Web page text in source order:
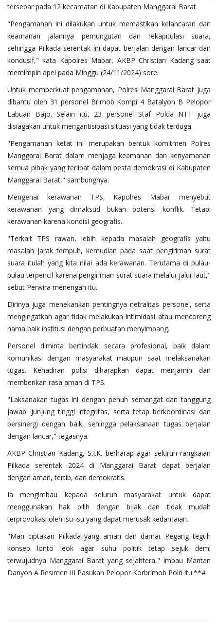
tersebar pada 12 kecamatan di Kabupaten Manggarai Barat.
"Pengamanan ini dilakukan untuk memastikan kelancaran dan
keamanan jalannya pemungutan dan rekapitulasi suara,
sehingga Pilkada serentak ini dapat berjalan dengan lancar dan
kondusif," kata Kapolres Mabar, AKBP Christian Kadang saat
memimpin apel pada Minggu (24/11/2024) sore.
Untuk memperkuat pengamanan, Polres Manggarai Barat juga
dibantu oleh 31 personel Brimob Kompi 4 Batalyon B Pelopor
Labuan Bajo. Selain itu, 23 personel Staf Polda NTT juga
disiagakan untuk mengantisipasi situasi yang tidak terduga.
"Pengamanan ketat ini merupakan bentuk komitmen Polres
Manggarai Barat dalam menjaga keamanan dan kenyamanan
semua pihak yang terlibat dalam pesta demokrasi di Kabupaten
Manggarai Barat," sambungnya.
Mengenai kerawanan TPS, Kapolres Mabar menyebut
kerawanan yang dimaksud bukan potensi konflik. Tetapi
kerawanan karena kondisi geografis.
"Terkait TPS rawan, lebih kepada masalah geografis yaitu
masalah jarak tempuh, kemudian pada saat pengiriman surat
suara itulah yang kita nilai ada kerawanan. Terutama di pulau-
pulau terpencil karena pengiriman surat suara melalui jalur laut,"
sebut Perwira menengah itu.
Dirinya juga menekankan pentingnya netralitas personel, serta
mengingatkan agar tidak melakukan intimidasi atau mencoreng
nama baik institusi dengan perbuatan menyimpang.
Personel diminta bertindak secara profesional, baik dalam
komunikasi dengan masyarakat maupun saat melaksanakan
tugas. Kehadiran polisi diharapkan dapat menjamin dan
memberikan rasa aman di TPS.
"Laksanakan tugas ini dengan penuh semangat dan tanggung
jawab. Junjung tinggi integritas, serta tetap berkoordinasi dan
bersinergi dengan baik, sehingga pelaksanaan tugas berjalan
dengan lancar," tegasnya.
AKBP Christian Kadang, S.I.K. berharap agar seluruh rangkaian
Pilkada serentak 2024 di Manggarai Barat dapat berjalan
dengan aman, tertib, dan demokratis.
Ia mengimbau kepada seluruh masyarakat untuk dapat
menggunakan hak pilih dengan bijak dan tidak mudah
terprovokasi oleh isu-isu yang dapat merusak kedamaian.
"Mari ciptakan Pilkada yang aman dan damai. Pegang teguh
konsep lonto leok agar suhu politik tetap sejuk demi
terwujudnya Manggarai Barat yang sejahtera," imbau Mantan
Danyon A Resimen III Pasukan Pelopor Korbrimob Polri itu.**#